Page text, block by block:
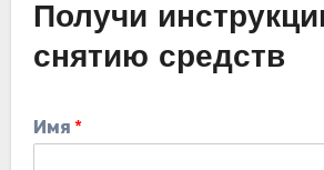
Получи
снятию средств
Имя *